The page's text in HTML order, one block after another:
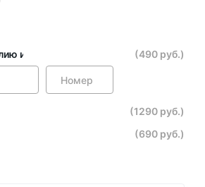
и номер (490 руб.)
(1290 руб.)
(690 руб.)